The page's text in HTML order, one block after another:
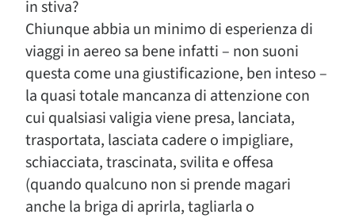
in stiva?
Chiunque abbia un minimo di esperienza di
viaggi in aereo sa bene infatti – non suoni
questa come una giustificazione, ben inteso –
la quasi totale mancanza di attenzione con
cui qualsiasi valigia viene presa, lanciata,
trasportata, lasciata cadere o impigliare,
schiacciata, trascinata, svilita e offesa
(quando qualcuno non si prende magari
anche la briga di aprirla, tagliarla o